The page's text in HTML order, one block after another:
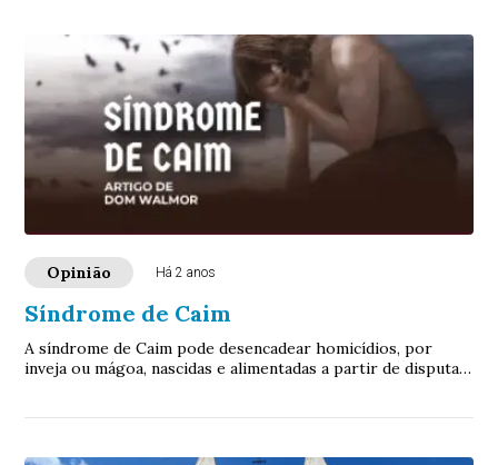
Opinião Há 2 anos
Síndrome de Caim
A síndrome de Caim pode desencadear homicídios, por
inveja ou mágoa, nascidas e alimentadas a partir de disputas.